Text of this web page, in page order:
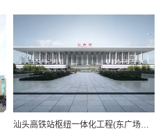
汕头高铁站枢纽一体化工程(东广场工程)